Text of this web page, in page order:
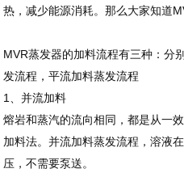
热，减少能源消耗。那么大家知道
MVR蒸发器的加料流程有三种：分
发流程，平流加料蒸发流程
1、并流加料
熔岩和蒸汽的流向相同，都是从一
加料法。并流加料蒸发流程，溶液
压，不需要泵送。